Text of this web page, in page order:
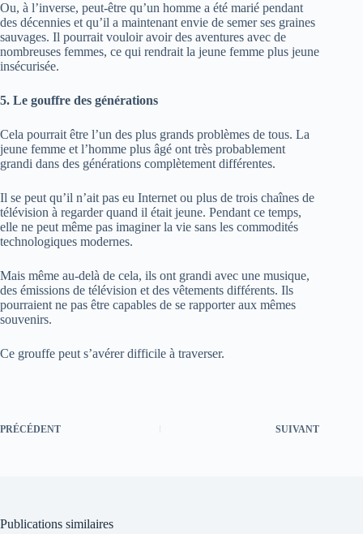
Ou, à l’inverse, peut-être qu’un homme a été marié pendant
des décennies et qu’il a maintenant envie de semer ses graines
sauvages. Il pourrait vouloir avoir des aventures avec de
nombreuses femmes, ce qui rendrait la jeune femme plus jeune
insécurisée.
5. Le gouffre des générations
Cela pourrait être l’un des plus grands problèmes de tous. La
jeune femme et l’homme plus âgé ont très probablement
grandi dans des générations complètement différentes.
Il se peut qu’il n’ait pas eu Internet ou plus de trois chaînes de
télévision à regarder quand il était jeune. Pendant ce temps,
elle ne peut même pas imaginer la vie sans les commodités
technologiques modernes.
Mais même au-delà de cela, ils ont grandi avec une musique,
des émissions de télévision et des vêtements différents. Ils
pourraient ne pas être capables de se rapporter aux mêmes
souvenirs.
Ce grouffe peut s’avérer difficile à traverser.
PRÉCÉDENT SUIVANT
Publications similaires